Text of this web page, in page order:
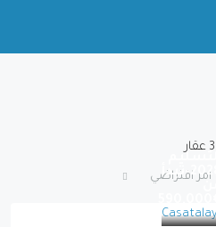
3 عقار
امر افتراضي
2028-تبدأ